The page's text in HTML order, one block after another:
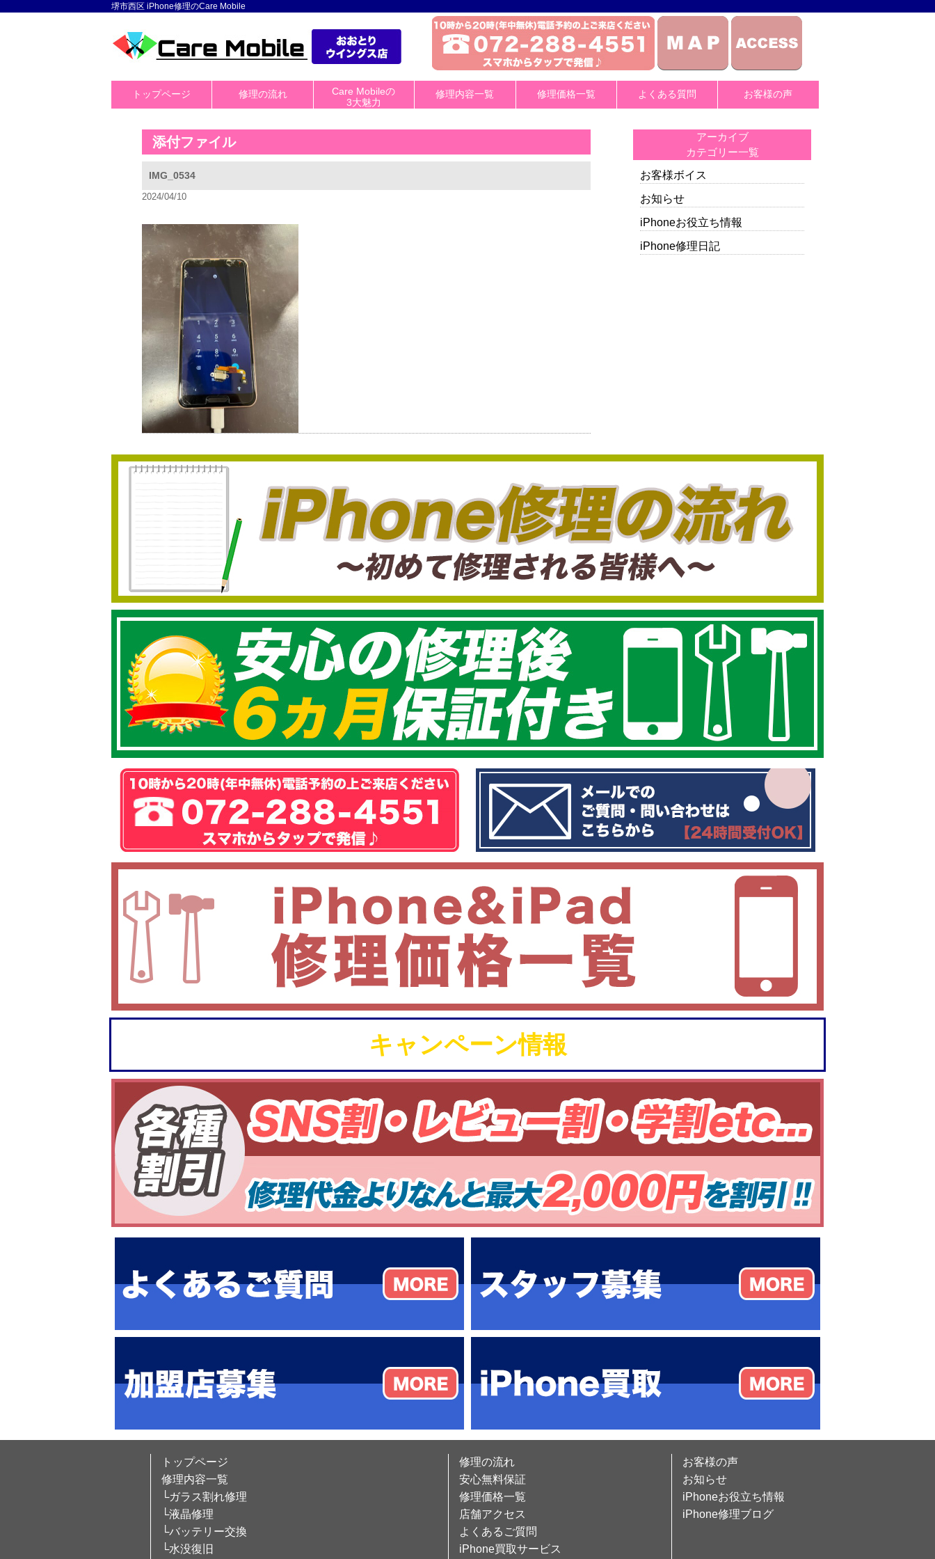
堺市西区 iPhone修理のCare Mobile
トップページ 修理の流れ
Care Mobileの
3大魅力
修理内容一覧 修理価格一覧 よくある質問 お客様の声
添付ファイル
IMG_0534
2024/04/10
アーカイブ
カテゴリー一覧
お客様ボイス
お知らせ
iPhoneお役立ち情報
iPhone修理日記
キャンペーン情報
トップページ
修理内容一覧
└ガラス割れ修理
└液晶修理
└バッテリー交換
└水没復旧
修理の流れ
安心無料保証
修理価格一覧
店舗アクセス
よくあるご質問
iPhone買取サービス
お客様の声
お知らせ
iPhoneお役立ち情報
iPhone修理ブログ